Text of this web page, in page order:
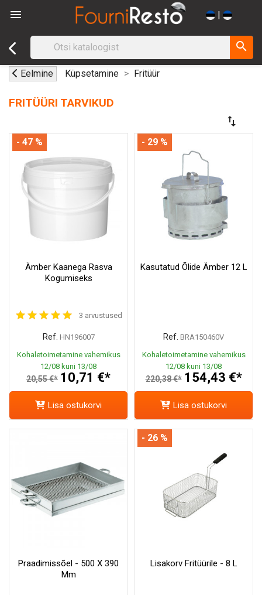
 |
search
Eelmine Küpsetamine Fritüür
FRITÜÜRI TARVIKUD
swap_vert
Ämber Kaanega Rasva
Kogumiseks
3 arvustused
Ref. HN196007
Kohaletoimetamine vahemikus
12/08 kuni 13/08
20,55 €* 10,71 €*
- 47 %
Lisa ostukorvi
Kasutatud Õlide Ämber 12 L
Ref. BRA150460V
Kohaletoimetamine vahemikus
12/08 kuni 13/08
220,38 €* 154,43 €*
- 29 %
Lisa ostukorvi
Praadimissõel - 500 X 390
Mm
Lisakorv Fritüürile - 8 L
- 26 %